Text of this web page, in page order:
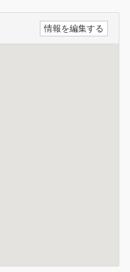
情報を編集する